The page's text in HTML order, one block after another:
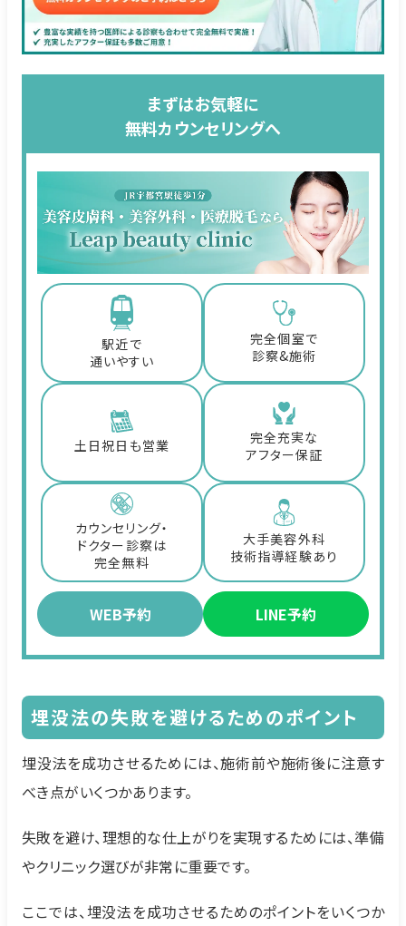
まずはお気軽に
無料カウンセリングへ
駅近で
通いやすい
完全個室で
診察&施術
土日祝日も営業
完全充実な
アフター保証
カウンセリング・
ドクター診察は
完全無料
大手美容外科
技術指導経験あり
WEB予約 LINE予約
埋没法の失敗を避けるためのポイント
埋没法を成功させるためには、施術前や施術後に注意す
べき点がいくつかあります。
失敗を避け、理想的な仕上がりを実現するためには、準備
やクリニック選びが非常に重要です。
ここでは、埋没法を成功させるためのポイントをいくつか